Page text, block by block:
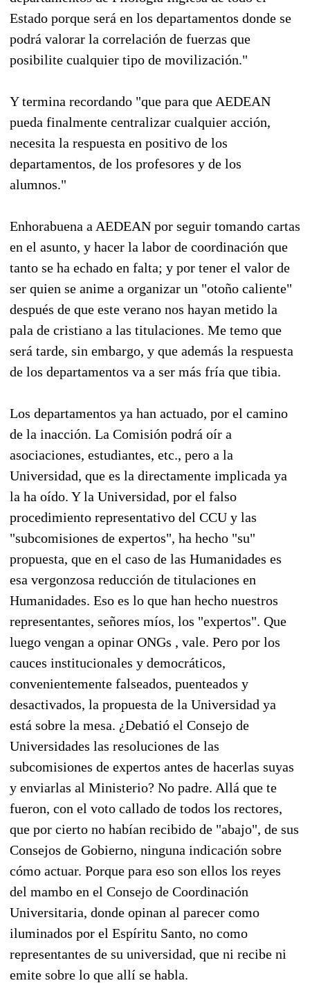
Estado porque será en los departamentos donde se
podrá valorar la correlación de fuerzas que
posibilite cualquier tipo de movilización."
Y termina recordando "que para que AEDEAN
pueda finalmente centralizar cualquier acción,
necesita la respuesta en positivo de los
departamentos, de los profesores y de los
alumnos."
Enhorabuena a AEDEAN por seguir tomando cartas
en el asunto, y hacer la labor de coordinación que
tanto se ha echado en falta; y por tener el valor de
ser quien se anime a organizar un "otoño caliente"
después de que este verano nos hayan metido la
pala de cristiano a las titulaciones. Me temo que
será tarde, sin embargo, y que además la respuesta
de los departamentos va a ser más fría que tibia.
Los departamentos ya han actuado, por el camino
de la inacción. La Comisión podrá oír a
asociaciones, estudiantes, etc., pero a la
Universidad, que es la directamente implicada ya
la ha oído. Y la Universidad, por el falso
procedimiento representativo del CCU y las
"subcomisiones de expertos", ha hecho "su"
propuesta, que en el caso de las Humanidades es
esa vergonzosa reducción de titulaciones en
Humanidades. Eso es lo que han hecho nuestros
representantes, señores míos, los "expertos". Que
luego vengan a opinar ONGs , vale. Pero por los
cauces institucionales y democráticos,
convenientemente falseados, puenteados y
desactivados, la propuesta de la Universidad ya
está sobre la mesa. ¿Debatió el Consejo de
Universidades las resoluciones de las
subcomisiones de expertos antes de hacerlas suyas
y enviarlas al Ministerio? No padre. Allá que te
fueron, con el voto callado de todos los rectores,
que por cierto no habían recibido de "abajo", de sus
Consejos de Gobierno, ninguna indicación sobre
cómo actuar. Porque para eso son ellos los reyes
del mambo en el Consejo de Coordinación
Universitaria, donde opinan al parecer como
iluminados por el Espíritu Santo, no como
representantes de su universidad, que ni recibe ni
emite sobre lo que allí se habla.